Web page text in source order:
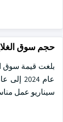
حجم سوق
سيناريو عمل